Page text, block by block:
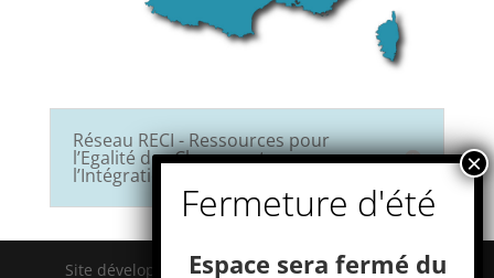
Réseau RECI - Ressources pour
l’Egalité des Chances et
l’Intégration
Site développé par l'association ESPACE - 22, Rue
Espace sera fermé du
Attention